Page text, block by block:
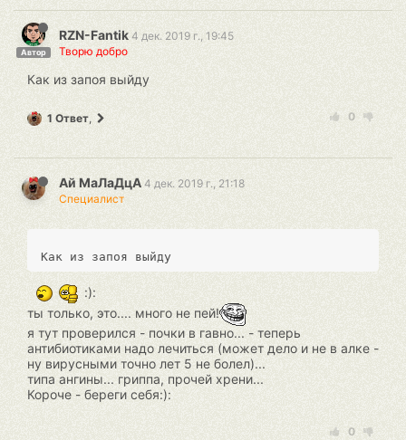
Автор
RZN-Fantik 4 дек. 2019 г., 19:45
Творю добро
Как из запоя выйду
0
1 Ответ,
Ай МаЛаДцА 4 дек. 2019 г., 21:18
Специалист
:):
ты только, это.... много не пей!
я тут проверился - почки в гавно... - теперь
антибиотиками надо лечиться (может дело и не в алке -
ну вирусными точно лет 5 не болел)...
типа ангины... гриппа, прочей хрени...
Короче - береги себя:):
0